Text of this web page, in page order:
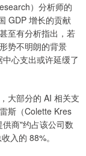
）分析师的
GDP 增长的贡献
至有分析指出，若
势不明朗的背景
心支出或许延缓了
大部分的 AI 相关支
斯（Colette Kres
商"约占该公司数
入的 88%。